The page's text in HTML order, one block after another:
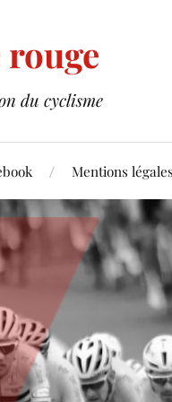
du cyclisme
Mentions